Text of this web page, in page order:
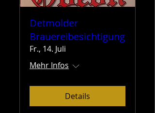
Detmolder
Brauereibesichtigung
Fr., 14. Juli
Mehr Infos
Details